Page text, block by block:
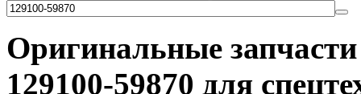
Оригинальные
129100-59870 для